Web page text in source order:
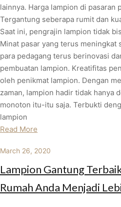
lainnya. Harga lampion di pasaran
Tergantung seberapa rumit dan
Saat ini, pengrajin lampion tidak
Minat pasar yang terus meningkat
para pedagang terus berinovasi
pembuatan lampion. Kreatifitas
oleh penikmat lampion. Dengan
zaman, lampion hadir tidak hanya
monoton itu-itu saja. Terbukti
lampion
Read More
March 26, 2020
Lampion Gantung
Rumah Anda Menjadi